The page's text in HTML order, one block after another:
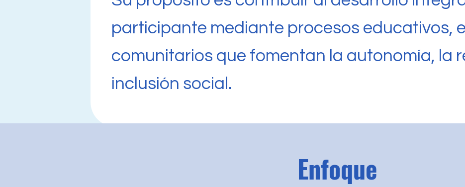
participante mediante procesos educativos,
comunitarios que fomentan la autonomía, la
inclusión social.
Enfoque